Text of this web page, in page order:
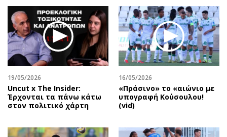
19/05/2026
Uncut x The Insider:
Έρχονται τα πάνω κάτω
στον πολιτικό χάρτη
16/05/2026
«Πράσινο» το «αιώνιο με
υπογραφή Κούσουλου!
(vid)